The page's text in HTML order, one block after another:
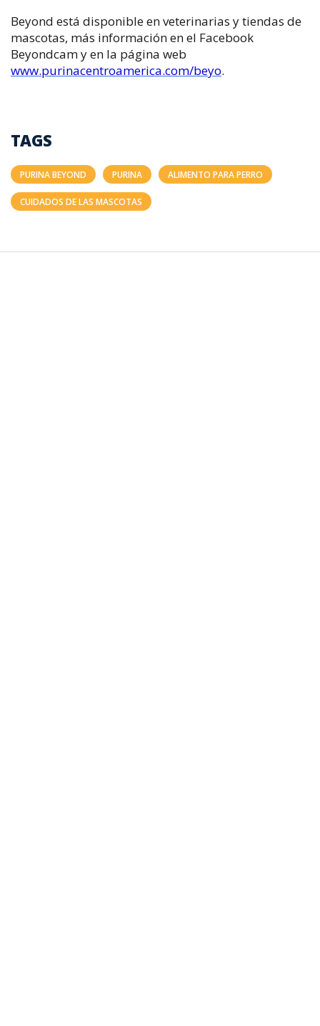
Beyond está disponible en veterinarias y tiendas de
mascotas, más información en el Facebook
Beyondcam y en la página web
www.purinacentroamerica.com/beyo.
TAGS
PURINA BEYOND PURINA ALIMENTO PARA PERRO
CUIDADOS DE LAS MASCOTAS